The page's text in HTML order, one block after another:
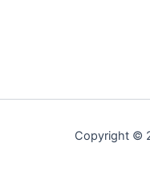
Copyright ©